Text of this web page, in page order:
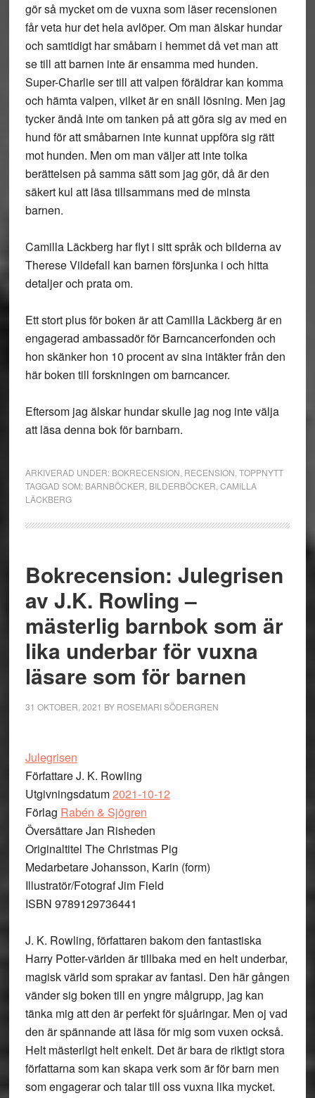
gör så mycket om de vuxna som läser recensionen
får veta hur det hela avlöper. Om man älskar hundar
och samtidigt har småbarn i hemmet då vet man att
se till att barnen inte är ensamma med hunden.
Super-Charlie ser till att valpen föräldrar kan komma
och hämta valpen, vilket är en snäll lösning. Men jag
tycker ändå inte om tanken på att göra sig av med en
hund för att småbarnen inte kunnat uppföra sig rätt
mot hunden. Men om man väljer att inte tolka
berättelsen på samma sätt som jag gör, då är den
säkert kul att läsa tillsammans med de minsta
barnen.
Camilla Läckberg har flyt i sitt språk och bilderna av
Therese Vildefall kan barnen försjunka i och hitta
detaljer och prata om.
Ett stort plus för boken är att Camilla Läckberg är en
engagerad ambassadör för Barncancerfonden och
hon skänker hon 10 procent av sina intäkter från den
här boken till forskningen om barncancer.
Eftersom jag älskar hundar skulle jag nog inte välja
att läsa denna bok för barnbarn.
ARKIVERAD UNDER: BOKRECENSION RECENSION TOPPNYTT
TAGGAD SOM: BARNBÖCKER BILDERBÖCKER CAMILLA
LÄCKBERG
Bokrecension: Julegrisen
av J.K. Rowling –
mästerlig barnbok som är
lika underbar för vuxna
läsare som för barnen
31 OKTOBER, 2021 BY ROSEMARI SÖDERGREN
Julegrisen
Författare J. K. Rowling
Utgivningsdatum2021-10-12
Förlag Rabén & Sjögren
Översättare Jan Risheden
Originaltitel The Christmas Pig
Medarbetare Johansson, Karin (form)
Illustratör/Fotograf Jim Field
ISBN 9789129736441
J. K. Rowling, författaren bakom den fantastiska
Harry Potter-världen är tillbaka med en helt underbar,
magisk värld som sprakar av fantasi. Den här gången
vänder sig boken till en yngre målgrupp, jag kan
tänka mig att den är perfekt för sjuåringar. Men oj vad
den är spännande att läsa för mig som vuxen också.
Helt mästerligt helt enkelt. Det är bara de riktigt stora
författarna som kan skapa verk som är för barn men
som engagerar och talar till oss vuxna lika mycket.